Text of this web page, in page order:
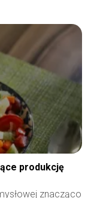
produkcję
znacząco